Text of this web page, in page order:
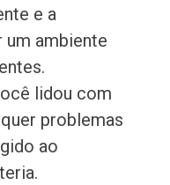
e a
um ambiente
lidou com
problemas
ao